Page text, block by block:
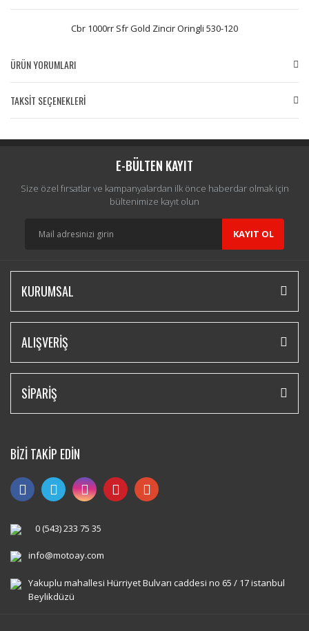
Cbr 1000rr Sfr Gold Zincir Oringli 530-120
ÜRÜN YORUMLARI
Yorum Yaz
TAKSİT SEÇENEKLERİ
E-BÜLTEN KAYIT
Size özel fırsatlar ve kampanyalardan ilk önce haberdar olmak için
bültenimize kayıt olun
KAYIT OL
KURUMSAL
ALIŞVERİŞ
SİPARİŞ
BİZİ TAKİP EDİN
0 (543) 233 75 35
info@motoay.com
Yakuplu mahallesi Hürriyet Bulvarı caddesi no 65 / 17 istanbul
Beylikdüzü